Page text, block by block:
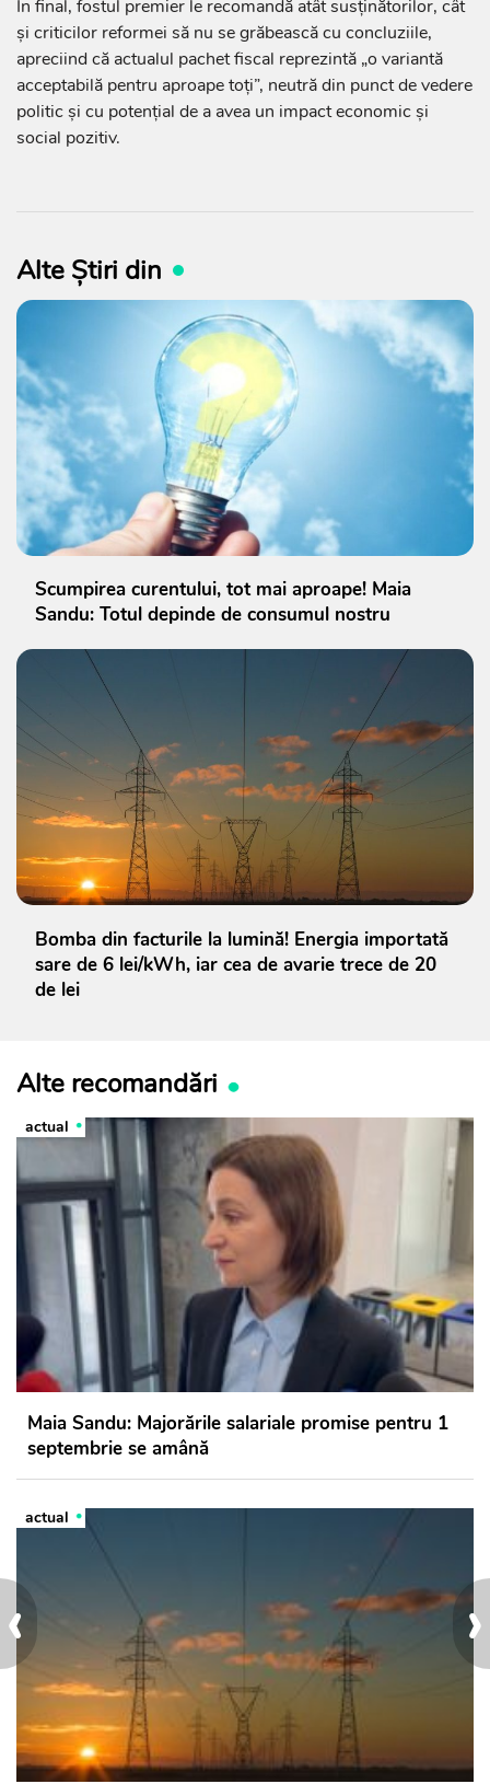
›
‹
În final, fostul premier le recomandă atât susținătorilor, cât
și criticilor reformei să nu se grăbească cu concluziile,
apreciind că actualul pachet fiscal reprezintă „o variantă
acceptabilă pentru aproape toți”, neutră din punct de vedere
politic și cu potențial de a avea un impact economic și
social pozitiv.
Alte Știri din
Scumpirea curentului, tot mai aproape! Maia
Sandu: Totul depinde de consumul nostru
Bomba din facturile la lumină! Energia importată
sare de 6 lei/kWh, iar cea de avarie trece de 20
de lei
Alte recomandări
actual
Maia Sandu: Majorările salariale promise pentru 1
septembrie se amână
actual